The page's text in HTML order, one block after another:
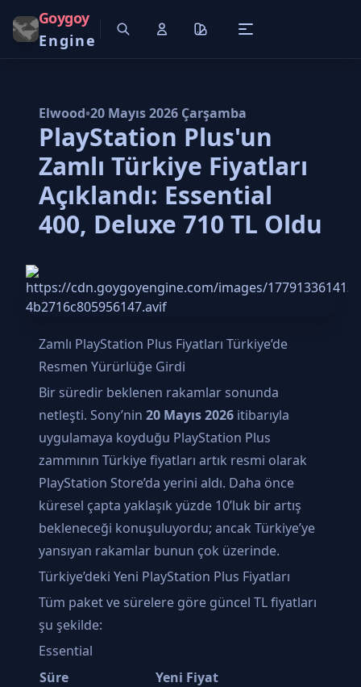
Goygoy
Engine
Elwood•20 Mayıs 2026 Çarşamba
PlayStation Plus'un
Zamlı Türkiye Fiyatları
Açıklandı: Essential
400, Deluxe 710 TL Oldu
Zamlı PlayStation Plus Fiyatları Türkiye’de
Resmen Yürürlüğe Girdi
Bir süredir beklenen rakamlar sonunda
netleşti. Sony’nin 20 Mayıs 2026 itibarıyla
uygulamaya koyduğu PlayStation Plus
zammının Türkiye fiyatları artık resmi olarak
PlayStation Store’da yerini aldı. Daha önce
küresel çapta yaklaşık yüzde 10’luk bir artış
bekleneceği konuşuluyordu; ancak Türkiye’ye
yansıyan rakamlar bunun çok üzerinde.
Türkiye’deki Yeni PlayStation Plus Fiyatları
Tüm paket ve sürelere göre güncel TL fiyatları
şu şekilde:
Essential
Süre
Yeni Fiyat